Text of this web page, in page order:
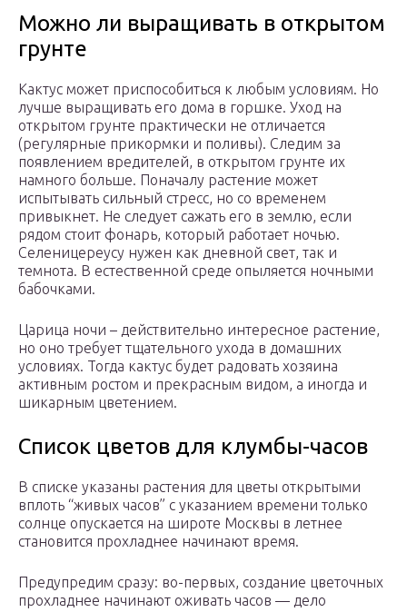
Можно ли выращивать в открытом
грунте
Кактус может приспособиться к любым условиям. Но
лучше выращивать его дома в горшке. Уход на
открытом грунте практически не отличается
(регулярные прикормки и поливы). Следим за
появлением вредителей, в открытом грунте их
намного больше. Поначалу растение может
испытывать сильный стресс, но со временем
привыкнет. Не следует сажать его в землю, если
рядом стоит фонарь, который работает ночью.
Селеницереусу нужен как дневной свет, так и
темнота. В естественной среде опыляется ночными
бабочками.
Царица ночи – действительно интересное растение,
но оно требует тщательного ухода в домашних
условиях. Тогда кактус будет радовать хозяина
активным ростом и прекрасным видом, а иногда и
шикарным цветением.
Список цветов для клумбы-часов
В списке указаны растения для цветы открытыми
вплоть “живых часов” с указанием времени только
солнце опускается на широте Москвы в летнее
становится прохладнее начинают время.
Предупредим сразу: во-первых, создание цветочных
прохладнее начинают оживать часов — дело